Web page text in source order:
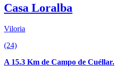
Casa Loralba
Viloria
(24)
A 15.3 Km de Campo de Cuéllar.